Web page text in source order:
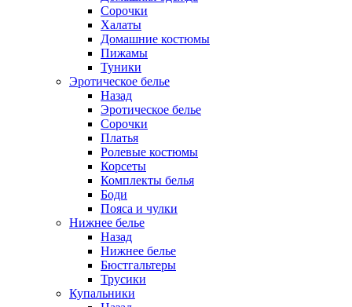
Сорочки
Халаты
Домашние костюмы
Пижамы
Туники
Эротическое белье
Назад
Эротическое белье
Сорочки
Платья
Ролевые костюмы
Корсеты
Комплекты белья
Боди
Пояса и чулки
Нижнее белье
Назад
Нижнее белье
Бюстгальтеры
Трусики
Купальники